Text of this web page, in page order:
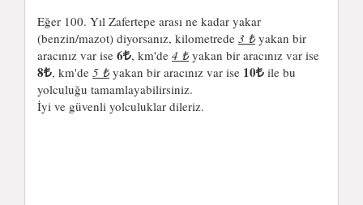
Eğer 100. Yıl Zafertepe arası ne kadar yakar
(benzin/mazot) diyorsanız, kilometrede 3 ₺yakan bir
aracınız var ise 6 , km'de 4 ₺yakan bir aracınız var ise
8 , km'de 5 ₺yakan bir aracınız var ise 10
ile bu
yolculuğu tamamlayabilirsiniz.
İyi ve güvenli yolculuklar dileriz.